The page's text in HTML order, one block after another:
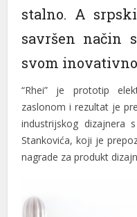
stalno. A
savršen način
svom
“Rhei” je prototip
zaslonom i rezultat je
industrijskog dizajnera
Stankovića, koji je
nagrade za produkt